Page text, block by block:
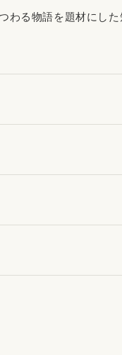
る物語を題材にし